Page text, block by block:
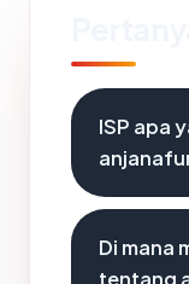
ISP apa
Di mana